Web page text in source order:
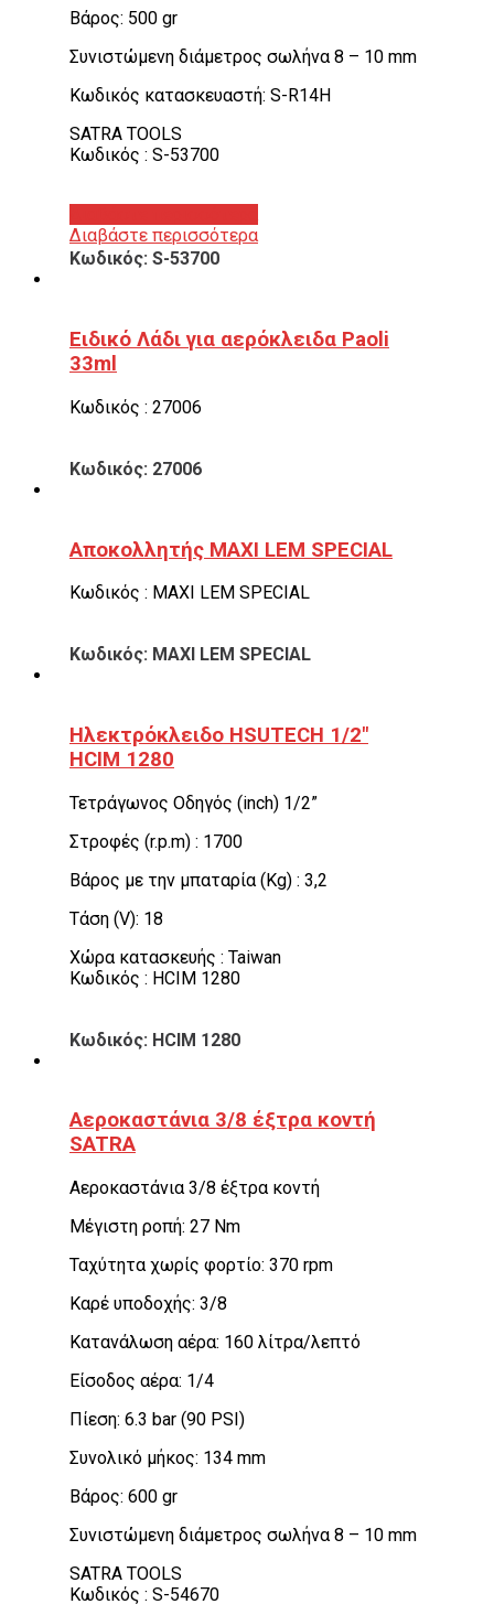
Βάρος: 500 gr
Συνιστώμενη διάμετρος σωλήνα 8 – 10 mm
Κωδικός κατασκευαστή: S-R14H
SATRA TOOLS
Κωδικός : S-53700
Διαβάστε περισσότερα
Κωδικός: S-53700
Ειδικό Λάδι για αερόκλειδα Paoli
33ml
Κωδικός : 27006
Κωδικός: 27006
Αποκολλητής MAXI LEM SPECIAL
Κωδικός : MAXI LEM SPECIAL
Κωδικός: MAXI LEM SPECIAL
Ηλεκτρόκλειδο HSUTECH 1/2″
HCIM 1280
Τετράγωνος Οδηγός (inch) 1/2”
Στροφές (r.p.m) : 1700
Βάρος με την μπαταρία (Kg) : 3,2
Τάση (V): 18
Χώρα κατασκευής : Taiwan
Κωδικός : HCIM 1280
Κωδικός: HCIM 1280
Αεροκαστάνια 3/8 έξτρα κοντή
SATRA
Αεροκαστάνια 3/8 έξτρα κοντή
Μέγιστη ροπή: 27 Nm
Ταχύτητα χωρίς φορτίο: 370 rpm
Καρέ υποδοχής: 3/8
Κατανάλωση αέρα: 160 λίτρα/λεπτό
Είσοδος αέρα: 1/4
Πίεση: 6.3 bar (90 PSI)
Συνολικό μήκος: 134 mm
Βάρος: 600 gr
Συνιστώμενη διάμετρος σωλήνα 8 – 10 mm
SATRA TOOLS
Κωδικός : S-54670